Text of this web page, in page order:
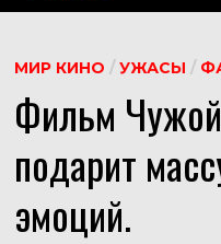
МИР КИНО / УЖАСЫ /
Фильм
подарит
эмоций.